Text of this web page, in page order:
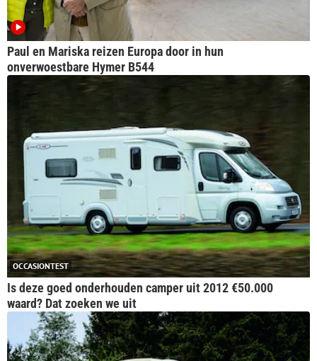
Paul en Mariska reizen Europa door in hun
onverwoestbare Hymer B544
OCCASIONTEST
Is deze goed onderhouden camper uit 2012 €50.000
waard? Dat zoeken we uit